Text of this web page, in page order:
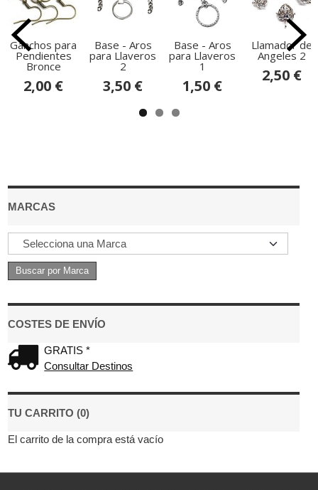
MARCAS
COSTES DE ENVÍO
GRATIS *
Consultar Destinos
TU CARRITO (0)
El carrito de la compra está vacío
Ganchos para
Pendientes
Bronce
2,00 €
Base - Aros
para Llaveros
2
3,50 €
Base - Aros
para Llaveros
1
1,50 €
Llamador de
Angeles 2
2,50 €